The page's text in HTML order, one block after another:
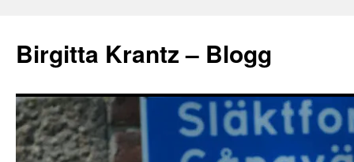
innehåll
Birgitta Krantz – Blogg